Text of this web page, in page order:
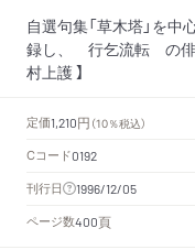
自選句集「草木塔」を
録し、 行乞流転 の俳
村上護 】
定価1,210円 （10％税込）
Cコード0192
刊行日 1996/12/05
ページ数400頁